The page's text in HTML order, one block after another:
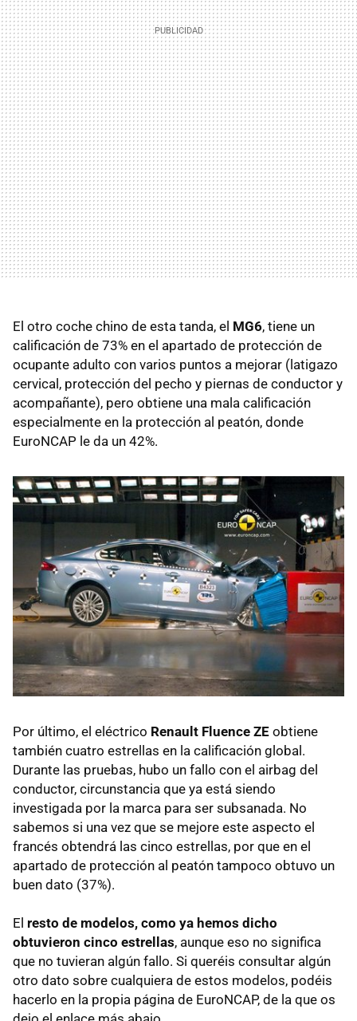
El otro coche chino de esta tanda, el MG6, tiene un
calificación de 73% en el apartado de protección de
ocupante adulto con varios puntos a mejorar (latigazo
cervical, protección del pecho y piernas de conductor y
acompañante), pero obtiene una mala calificación
especialmente en la protección al peatón, donde
EuroNCAP le da un 42%.
Por último, el eléctrico Renault Fluence ZE obtiene
también cuatro estrellas en la calificación global.
Durante las pruebas, hubo un fallo con el airbag del
conductor, circunstancia que ya está siendo
investigada por la marca para ser subsanada. No
sabemos si una vez que se mejore este aspecto el
francés obtendrá las cinco estrellas, por que en el
apartado de protección al peatón tampoco obtuvo un
buen dato (37%).
El resto de modelos, como ya hemos dicho
obtuvieron cinco estrellas, aunque eso no significa
que no tuvieran algún fallo. Si queréis consultar algún
otro dato sobre cualquiera de estos modelos, podéis
hacerlo en la propia página de EuroNCAP, de la que os